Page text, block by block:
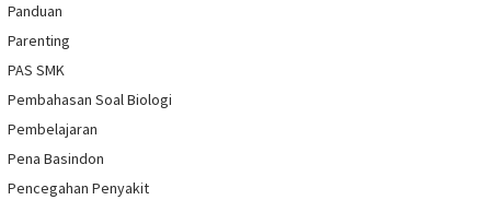
Panduan
Parenting
PAS SMK
Pembahasan Soal Biologi
Pembelajaran
Pena Basindon
Pencegahan Penyakit